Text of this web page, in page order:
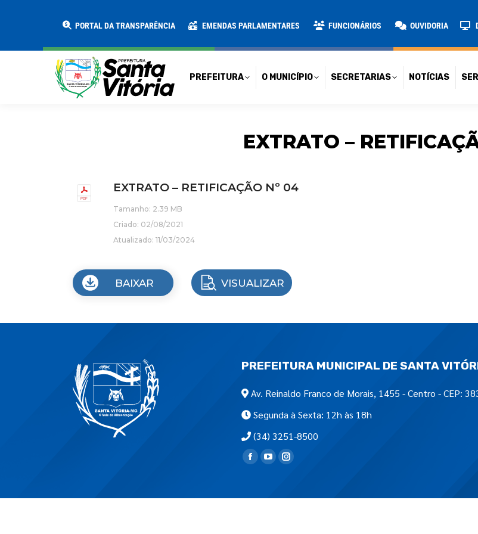
PORTAL DA TRANSPARÊNCIA EMENDAS PARLAMENTARES FUNCIONÁRIOS OUVIDORIA
PREFEITURA O MUNICÍPIO SECRETARIAS NOTÍCIAS
EXTRATO –
EXTRATO – RETIFICAÇÃO Nº 04
Tamanho: 2.39 MB
Criado: 02/08/2021
Atualizado: 11/03/2024
BAIXAR VISUALIZAR
PREFEITURA MUNICIPAL DE SANTA
Av. Reinaldo Franco de Morais, 1455 - Centro - CEP:
Segunda à Sexta: 12h às 18h
(34) 3251-8500
Encontre-nos em: